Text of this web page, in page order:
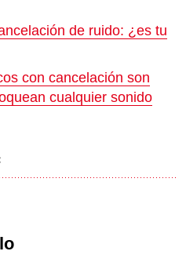
de ruido: ¿es tu
con cancelación son
cualquier sonido